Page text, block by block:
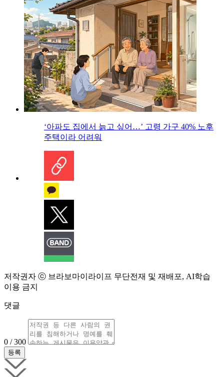
‘아파도 집에서 늙고 싶어…’ 고령 가구 40% 노후
주택이라 어려워
저작권자 ⓒ 브라보마이라이프 무단전재 및 재배포, AI학습
이용 금지
댓글
0 / 300